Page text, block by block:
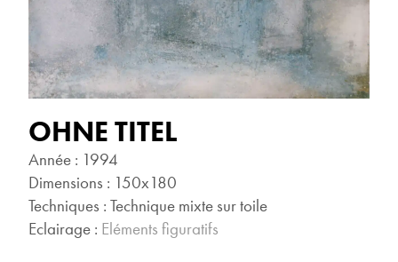
OHNE TITEL
Année : 1994
Dimensions : 150x180
Techniques : Technique mixte sur toile
Eclairage : Eléments figuratifs